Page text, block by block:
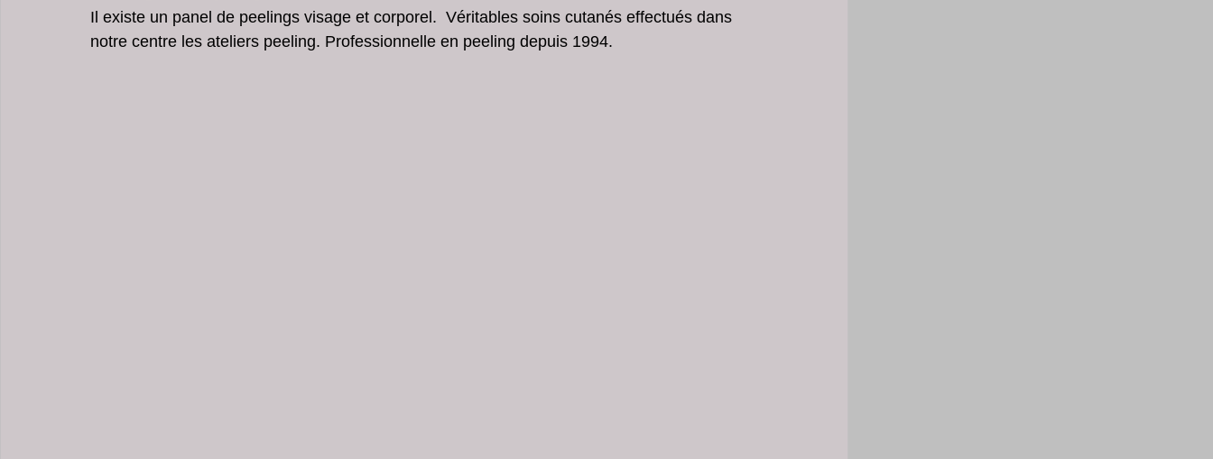
soins du visage et corps medecine esthetique lyon clinique peeling lyon centre esthétique lyon
Il existe un panel de peelings visage et corporel.  Véritables soins cutanés effectués dans
notre centre les ateliers peeling. Professionnelle en peeling depuis 1994.